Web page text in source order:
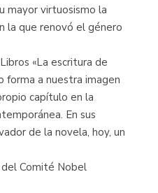
mayor virtuosismo la
la que renovó el género
«La escritura de
forma a nuestra imagen
capítulo en la
En sus
de la novela, hoy, un
Comité Nobel